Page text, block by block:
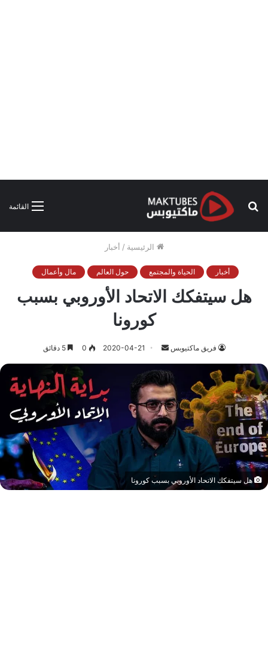
القائمة
بحث
الرئيسية / أخبار
أخبار الحياة والمجتمع حول العالم مال وأعمال
هل سيتفكك الاتحاد الأوروبي بسبب
كورونا
فريق ماكتيوبس
أرسل
إلكترونيا
2020-04-21
0 5 دقائق
هل سيتفكك الاتحاد الأوروبي بسبب كورونا